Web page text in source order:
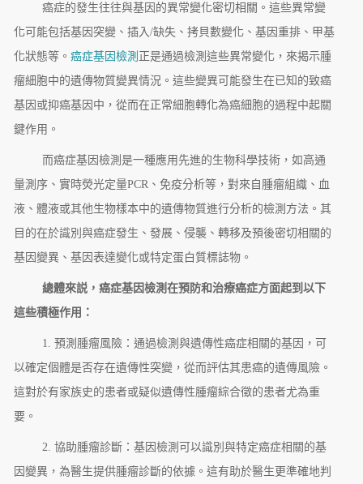
癌症的發生往往與基因的異常變化密切相關。這些異常變
化可能包括基因突變、插入/缺失、拷貝數變化、基因重排、甲基
化狀態等。 癌症基因檢測 正是通過檢測這些異常變化，來揭示腫
瘤細胞中的遺傳物質變異情況。這些變異可能發生在已知的致癌
基因或抑癌基因中，從而在正常細胞轉化為癌細胞的過程中起關
鍵作用。
而癌症基因檢測是一種應用先進的生物科學技術，如高通
量測序、實時熒光定量PCR、免疫分析等，對來自腫瘤組織、血
液、體液或其他生物樣本中的遺傳物質進行分析的檢測方法。其
目的在於識別與癌症發生、發展、侵襲、轉移及預後密切相關的
基因變異、基因表達變化或特定蛋白質標誌物。
總體來説，癌症基因檢測在預防和治療癌症方面起到以下
這些積極作用：
1. 預測腫瘤風險：通過檢測與遺傳性癌症相關的基因，可
以確定個體是否存在遺傳性突變，從而評估其患癌的遺傳風險。
這對於有家族史的患者或疑似遺傳性腫瘤綜合徵的患者尤為重
要。
2. 協助腫瘤診斷：基因檢測可以識別與特定癌症相關的基
因變異，為醫生提供腫瘤診斷的依據。這有助於醫生更準確地判